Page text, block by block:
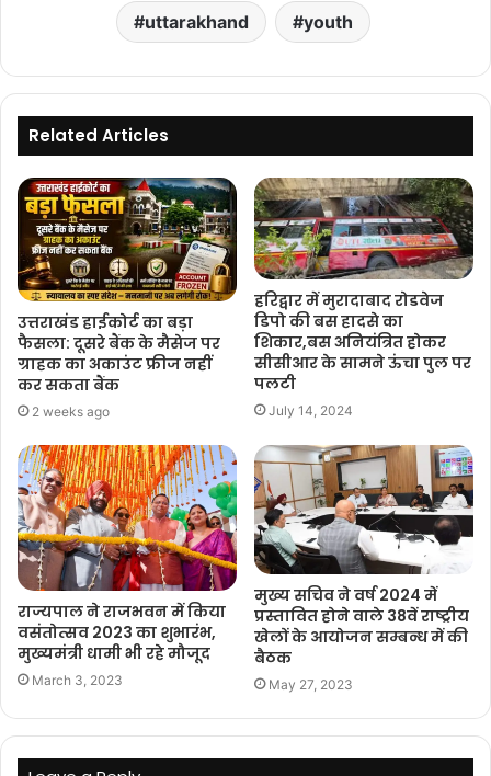
uttarakhand youth
Related Articles
उत्तराखंड हाईकोर्ट का बड़ा
फैसला: दूसरे बैंक के मैसेज पर
ग्राहक का अकाउंट फ्रीज नहीं
कर सकता बैंक
2 weeks ago
हरिद्वार में मुरादाबाद रोडवेज
डिपो की बस हादसे का
शिकार,बस अनियंत्रित होकर
सीसीआर के सामने ऊंचा पुल पर
पलटी
July 14, 2024
राज्यपाल ने राजभवन में किया
वसंतोत्सव 2023 का शुभारंभ,
मुख्यमंत्री धामी भी रहे मौजूद
March 3, 2023
मुख्य सचिव ने वर्ष 2024 में
प्रस्तावित होने वाले 38वें राष्ट्रीय
खेलों के आयोजन सम्बन्ध में की
बैठक
May 27, 2023